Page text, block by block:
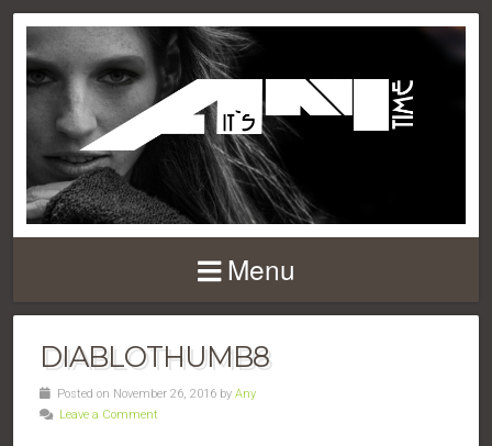
Menu
DIABLOTHUMB8
Posted on November 26, 2016 by Any
Leave a Comment